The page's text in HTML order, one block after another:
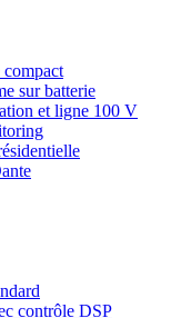
compact
sur batterie
et ligne 100 V
contrôle DSP